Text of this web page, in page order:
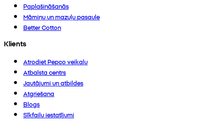
Paplašināšanās
Māmiņu un mazuļu pasaule
Better Cotton
Klients
Atrodiet Pepco veikalu
Atbalsta centrs
Jautājumi un atbildes
Atgriešana
Blogs
Sīkfailu iestatījumi